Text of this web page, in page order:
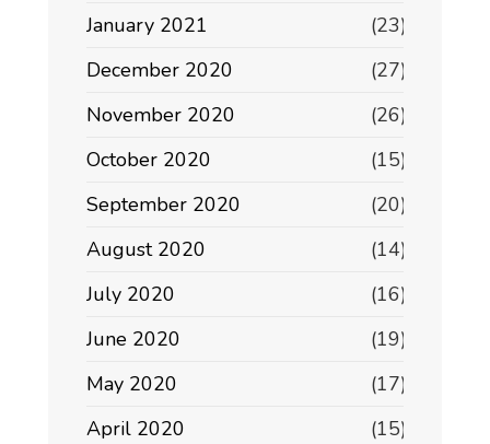
January 2021
(23)
December 2020
(27)
November 2020
(26)
October 2020
(15)
September 2020
(20)
August 2020
(14)
July 2020
(16)
June 2020
(19)
May 2020
(17)
April 2020
(15)